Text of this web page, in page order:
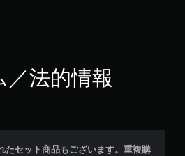
／法的情報
たセット商品もございます。重複購